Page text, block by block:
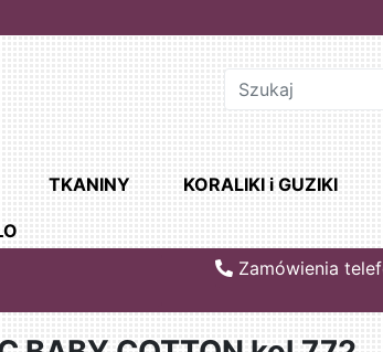
TKANINY KORALIKI i GUZIKI
Zamówienia